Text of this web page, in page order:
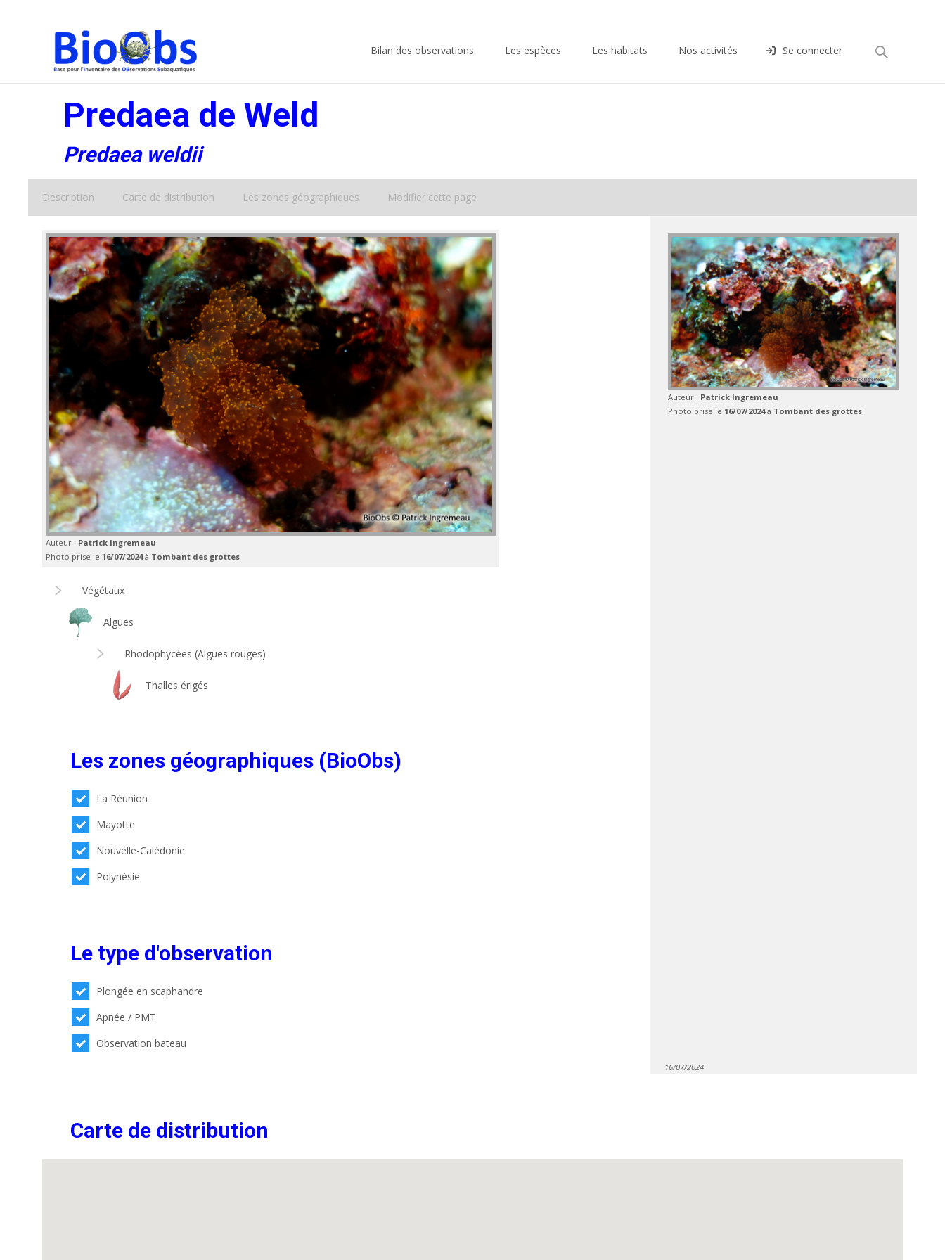
Bilan des observations Les espèces Les habitats Nos activités Se connecter Rechercher :
Predaea de Weld
Predaea weldii
Description Carte de distribution Les zones géographiques Modifier cette page
Auteur : Patrick Ingremeau
Photo prise le 16/07/2024à Tombant des grottes
Végétaux
Algues
Rhodophycées (Algues rouges)
Thalles érigés
Les zones géographiques (BioObs)
La Réunion
Mayotte
Nouvelle-Calédonie
Polynésie
Le type d'observation
Plongée en scaphandre
Apnée / PMT
Observation bateau
Auteur : Patrick Ingremeau
Photo prise le 16/07/2024à Tombant des grottes
16/07/2024
Carte de distribution